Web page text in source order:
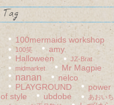
100mermaids workshop
100笑
amy
Halloween
JZ-Brat
midmarket
Mr Magpie
nanan
nelco
PLAYGROUND
power
of style
ubdobe
あおいち